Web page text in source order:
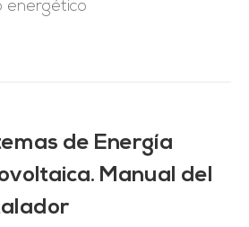
energético
de Energía
Manual del